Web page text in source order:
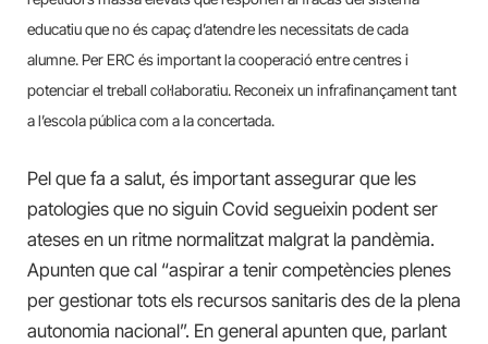
educatiu que no és capaç d’atendre les necessitats de cada
alumne. Per ERC és important la cooperació entre centres i
potenciar el treball col·laboratiu. Reconeix un infrafinançament tant
a l’escola pública com a la concertada.
Pel que fa a salut, és important assegurar que les
patologies que no siguin Covid segueixin podent ser
ateses en un ritme normalitzat malgrat la pandèmia.
Apunten que cal “aspirar a tenir competències plenes
per gestionar tots els recursos sanitaris des de la plena
autonomia nacional”. En general apunten que, parlant